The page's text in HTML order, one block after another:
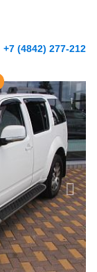
+7 (4842) 277-212